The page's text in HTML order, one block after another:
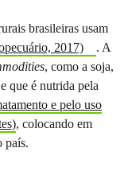
brasileiras usam
2017)
. A
, como a soja,
que é nutrida pela
e pelo uso
, colocando em
país.